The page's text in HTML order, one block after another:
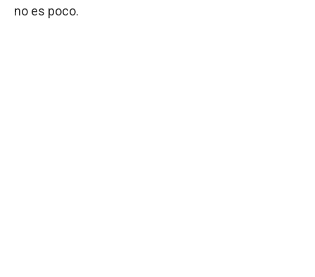
no es poco.